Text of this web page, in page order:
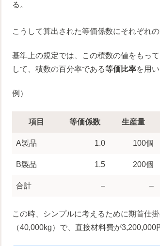
る。
こうして算出された等価係数にそれぞれ
基準上の規定では、この積数の値をもっ
して、積数の百分率である等価比率を用
例）
項目 等価係数 生産量
A製品 1.0 100個
B製品 1.5 200個
合計 – –
この時、シンプルに考えるために期首仕
（40,000kg）で、直接材料費が